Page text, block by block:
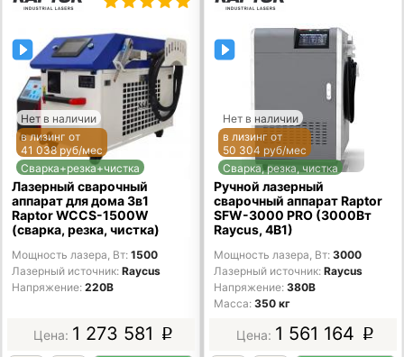
Нет в наличии
в лизинг от
41 038 руб/мес
Сварка+резка+чистка
Лазерный сварочный
аппарат для дома 3в1
Raptor WCCS-1500W
(сварка, резка, чистка)
Мощность лазера, Вт 1500
Лазерный источник Raycus
Напряжение 220В
1 273 581 p
Нет в наличии
в лизинг от
50 304 руб/мес
Сварка, резка, чистка
Ручной лазерный
сварочный аппарат Raptor
SFW-3000 PRO (3000Вт
Raycus, 4В1)
Мощность лазера, Вт 3000
Лазерный источник Raycus
Напряжение 380В
Масса 350 кг
1 561 164 p